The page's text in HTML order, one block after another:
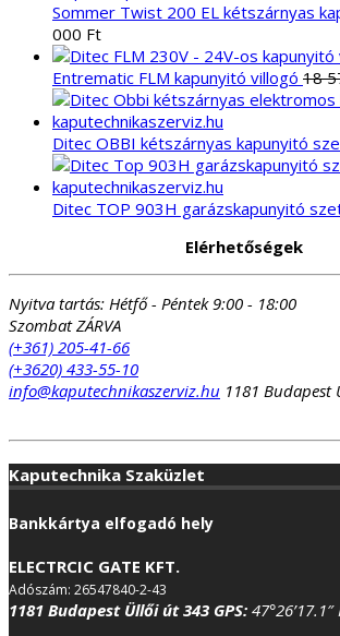
Sommer Twist 200 EL kétszárnyas
000 Ft
Entrematic FLM kapunyitó villogó 18
Ditec OBBI kétszárnyas kapunyitó
Ditec TOP 903H garázskapunyitó
Elérhetőségek
Nyitva tartás: Hétfő - Péntek 9:00 - 18:00
Szombat ZÁRVA
(+361) 205-41-66
(+3620) 433-55-10
info@kaputechnikaszerviz.hu 1181 Budapest
Kaputechnika Szaküzlet
Bankkártya elfogadó hely
ELECTRCIC GATE KFT.
Adószám: 26547840-2-43
1181 Budapest Üllői út 343 GPS: 47°26’17.1″